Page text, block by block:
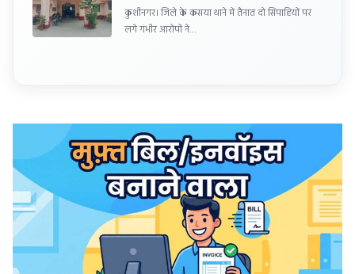
कुशीनगर। जिले के कसया थाने में तैनात दो सिपाहियों पर
लगे गंभीर आरोपों ने…